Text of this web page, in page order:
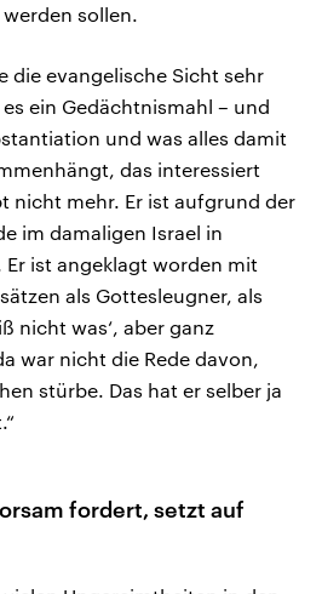
sollen.
die evangelische Sicht sehr
ein Gedächtnismahl – und
und was alles damit
das interessiert
nicht mehr. Er ist aufgrund der
im damaligen Israel in
ist angeklagt worden mit
als Gottesleugner, als
nicht was‘, aber ganz
war nicht die Rede davon,
stürbe. Das hat er selber ja
fordert, setzt auf